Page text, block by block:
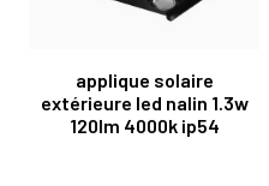
applique solaire
extérieure led nalin 1.3w
120lm 4000k ip54